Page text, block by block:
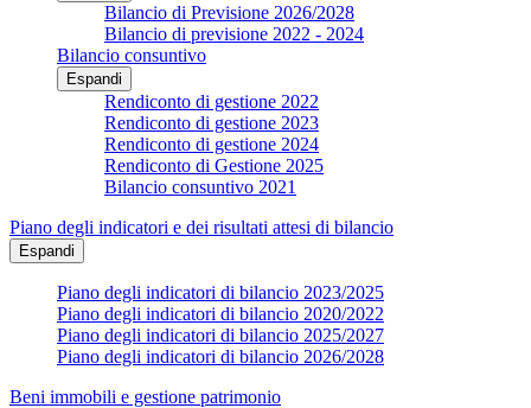
Bilancio di Previsione 2026/2028
Bilancio di previsione 2022 - 2024
Bilancio consuntivo
Espandi
Rendiconto di gestione 2022
Rendiconto di gestione 2023
Rendiconto di gestione 2024
Rendiconto di Gestione 2025
Bilancio consuntivo 2021
Piano degli indicatori e dei risultati attesi di bilancio
Espandi
Piano degli indicatori di bilancio 2023/2025
Piano degli indicatori di bilancio 2020/2022
Piano degli indicatori di bilancio 2025/2027
Piano degli indicatori di bilancio 2026/2028
Beni immobili e gestione patrimonio